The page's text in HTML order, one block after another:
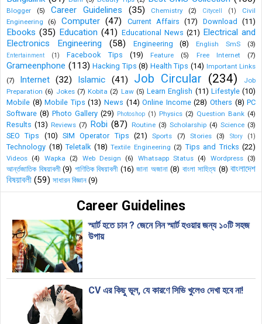
Blogger (5) Career Guidelines (35) Chemistry (2) Citycell (1)
Civil
Engineering
(6) Computer (47) Current Affairs (17) Download (11)
Ebooks (35) Education (41) Educational News (21) Electrical and
Electronics Engineering
(58) Engineering (8) English SmS (3)
Entertainment (1) Facebook Tips (19) Feature (5) Free Internet (7)
Grameenphone (113) Hacking Tips (8) Health Tips (14) Important Links
(7)
Internet (32) Islamic (41) Job Circular (234)
Job
Preparation (6) Jokes (7) Kobita (2) Law (5) Learn English (11) Lifestyle (10)
Mobile (8) Mobile Tips (13) News (14) Online Income (28) Others (8) PC
Software (8) Photo Gallery (29) Photoshop (1) Physics (2) Question Bank (4)
Results (13) Reviews (7) Robi (87) Routine (3) Scholarship (4) Science (3)
SEO Tips (10) SIM Operator Tips (21) Sports (7) Stories (3) Story (1)
Technology (18) Teletalk (18) Textile Engineering (2) Tips and Tricks (22)
Videos (4) Wapka (2) Web Design (6) Whatsapp Status (4) Wordpress (3)
আর্ন্তজাতিক বিষয়াবলী (9) গাণিতিক বিষয়াবলী (16) জানা অজানা (8) বাংলা সাহিত্য (8) বাংলাদেশ
বিষয়াবলী (59) সাধারন বিজ্ঞান (9)
Career Guidelines
স্মার্ট হতে চান ? জেনে নিন স্মার্ট হওয়ার জন্য ১০টি সহজ
উপায়
CV এর কিছু ভূল, যে কারণে সিভি খুলেও দেখা হবে না!